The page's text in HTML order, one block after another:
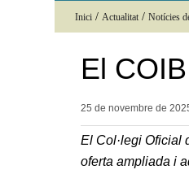
Inici / Actualitat / Notícies
El
25 de novembre de
El Col·legi Oficial
oferta ampliada i